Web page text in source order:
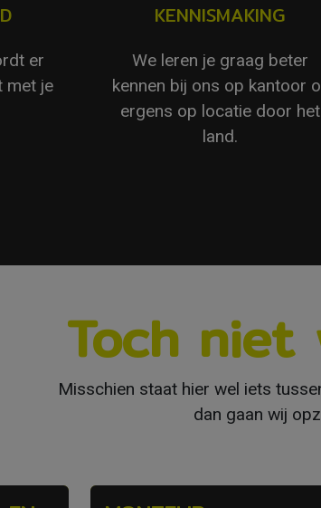
er
met je
KENNISMAKING
We leren je graag beter
kennen bij ons op kantoor
ergens op locatie door het
land.
Toch
Misschien staat hier wel iets
dan gaan wij